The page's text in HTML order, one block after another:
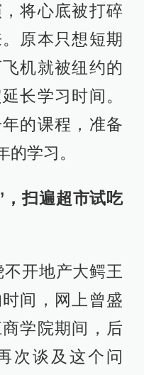
将心底被打碎
原本只想短期
机就被纽约的
长学习时间。
的课程，准备
学习。
扫遍超市试吃
开地产大鳄王
间，网上曾盛
学院期间，后
次谈及这个问